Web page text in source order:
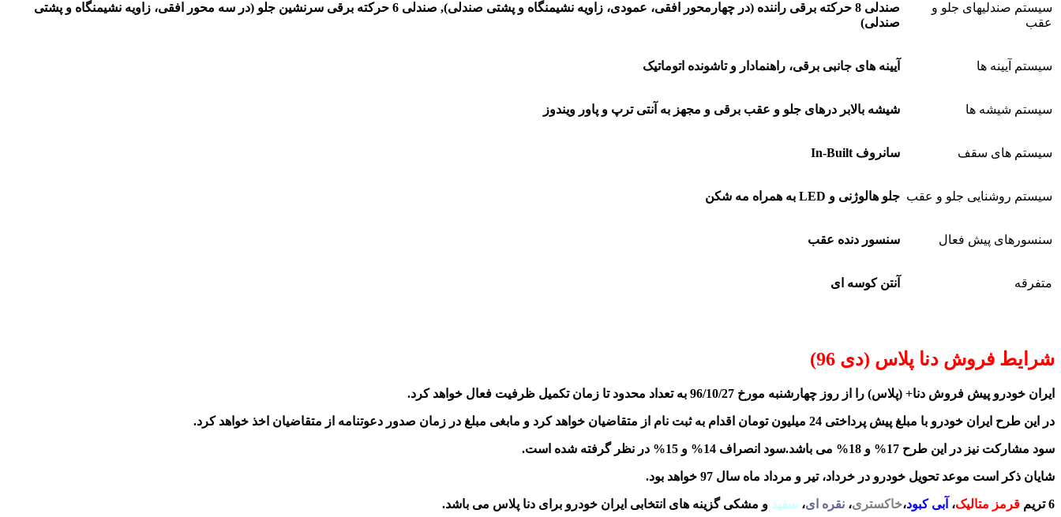
سیستم صندلیهای جلو و
عقب
صندلی 8 حرکته برقی راننده (در چهارمحور افقی، عمودی، زاویه نشیمنگاه و پشتی صندلی), صندلی 6 حرکته برقی سرنشین جلو (در سه محور افقی، زاویه نشیمنگاه و پشتی
صندلی)
سیستم آیینه ها آیینه های جانبی برقی، راهنمادار و تاشونده اتوماتیک
سیستم شیشه ها شیشه بالابر درهای جلو و عقب برقی و مجهز به آنتی ترپ و پاور ویندوز
سیستم های سقف سانروف In-Built
سیستم روشنایی جلو و عقب جلو هالوژنی و LED به همراه مه شکن
سنسورهای پیش فعال سنسور دنده عقب
متفرقه آنتن کوسه ای
شرایط فروش دنا پلاس (دی 96)
ایران خودرو پیش فروش دنا+ (پلاس) را از روز چهارشنبه مورخ 96/10/27 به تعداد محدود تا زمان تکمیل ظرفیت فعال خواهد کرد.
در این طرح ایران خودرو با مبلغ پیش پرداختی 24 میلیون تومان اقدام به ثبت نام از متقاضیان خواهد کرد و مابغی مبلغ در زمان صدور دعوتنامه از متقاضیان اخذ خواهد کرد.
سود مشارکت نیز در این طرح 17% و 18% می باشد.سود انصراف 14% و 15% در نظر گرفته شده است.
شایان ذکر است موعد تحویل خودرو در خرداد، تیر و مرداد ماه سال 97 خواهد بود.
6 تریم قرمز متالیک، آبی کبود،خاکستری، نقره ای، سفید و مشکی گزینه های انتخابی ایران خودرو برای دنا پلاس می باشد.